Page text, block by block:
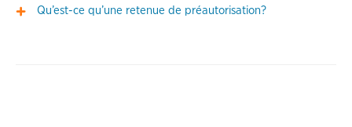
Qu’est-ce qu’une retenue de préautorisation?